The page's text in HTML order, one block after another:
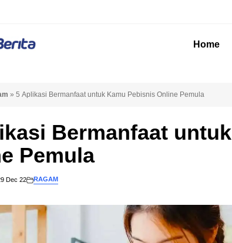
Home
» 5 Aplikasi Bermanfaat untuk Kamu Pebisnis Online Pemula
Bermanfaat
Pemula
Dec 22 RAGAM